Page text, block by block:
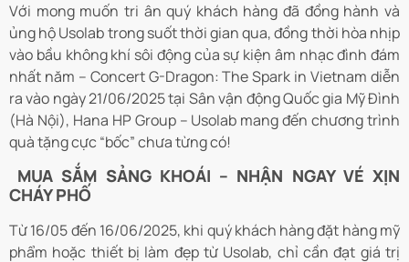
Với mong muốn tri ân quý khách hàng đã đồng hành và
ủng hộ Usolab trong suốt thời gian qua, đồng thời hòa nhịp
vào bầu không khí sôi động của sự kiện âm nhạc đình đám
nhất năm – Concert G-Dragon: The Spark in Vietnam diễn
ra vào ngày 21/06/2025 tại Sân vận động Quốc gia Mỹ Đình
(Hà Nội), Hana HP Group – Usolab mang đến chương trình
quà tặng cực “bốc” chưa từng có!
MUA SẮM SẢNG KHOÁI – NHẬN NGAY VÉ XỊN
CHÁY PHỐ
Từ 16/05 đến 16/06/2025, khi quý khách hàng đặt hàng mỹ
phẩm hoặc thiết bị làm đẹp từ Usolab, chỉ cần đạt giá trị